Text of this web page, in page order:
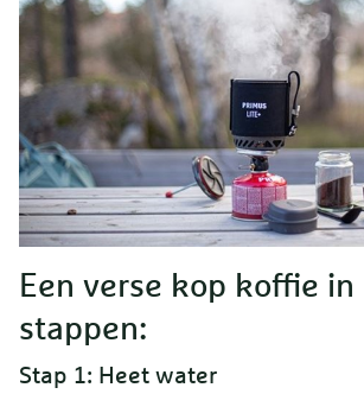
Een verse kop koffie in
stappen:
Stap 1: Heet water